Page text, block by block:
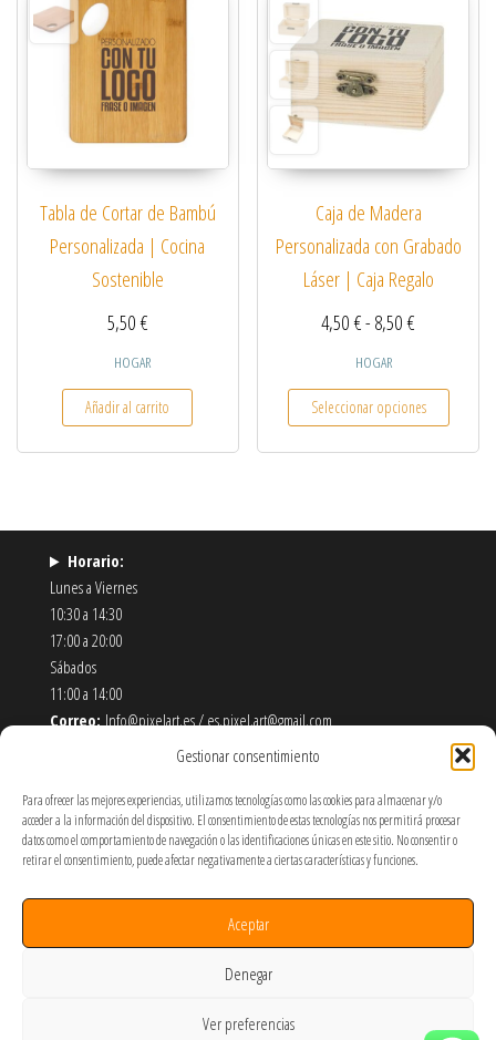
Gestionar consentimiento
Para ofrecer las mejores experiencias, utilizamos tecnologías como las cookies para almacenar y/o
acceder a la información del dispositivo. El consentimiento de estas tecnologías nos permitirá procesar
datos como el comportamiento de navegación o las identificaciones únicas en este sitio. No consentir o
retirar el consentimiento, puede afectar negativamente a ciertas características y funciones.
Aceptar
Denegar
Ver preferencias
Tabla de Cortar de Bambú
Personalizada | Cocina
Sostenible
5,50€
HOGAR
Añadir al carrito
Caja de Madera
Personalizada con Grabado
Láser | Caja Regalo
4,50€- 8,50€
HOGAR
Seleccionar opciones
Este
Horario:
Lunes a Viernes
10:30 a 14:30
17:00 a 20:00
Sábados
11:00 a 14:00
Correo:Info@pixelart.es / es.pixel.art@gmail.com
910 56 55 72
Móstoles-Madrid
Política de Envíos y Devoluciones